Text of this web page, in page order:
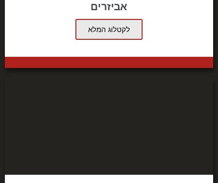
אביזרים
לקטלוג המלא